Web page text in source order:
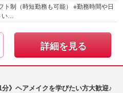
～ 258750円
ト制（時短勤務も可能） ※勤務時間や日
い…
詳細を見る
》ヘアメイクを学びたい方大歓迎♪